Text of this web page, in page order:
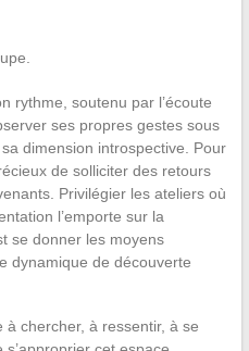
rythme, soutenu par l’écoute
ses propres gestes sous
dimension introspective. Pour
de solliciter des retours
Privilégier les ateliers où
l’emporte sur la
se donner les moyens
dynamique de découverte
à chercher, à ressentir, à se